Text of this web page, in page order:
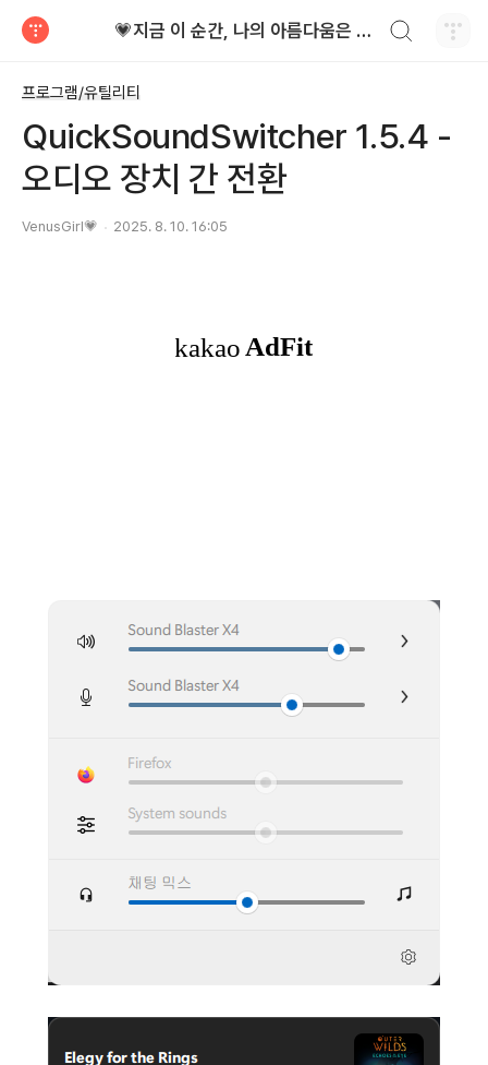
💗지금 이 순간, 나의 아름다움은 가장 빛난다!
프로그램/유틸리티
QuickSoundSwitcher 1.5.4 -
오디오 장치 간 전환
VenusGirl💗 2025. 8. 10. 16:05